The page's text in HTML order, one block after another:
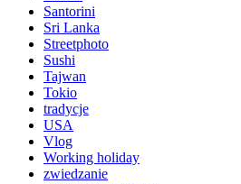
Santorini
Sri Lanka
Streetphoto
Sushi
Tajwan
Tokio
tradycje
USA
Vlog
Working holiday
zwiedzanie